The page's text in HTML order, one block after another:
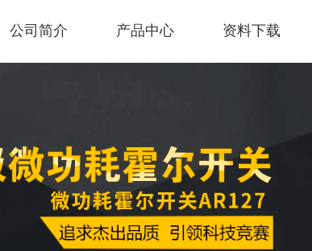
公司简介 产品中心 资料下载